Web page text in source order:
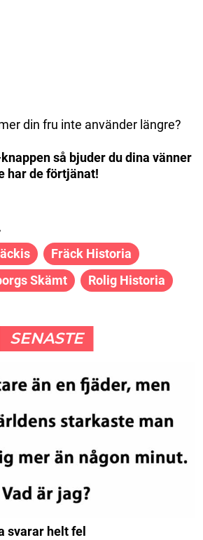
din fru inte använder längre?
så bjuder du dina vänner
har de förtjänat!
Fräck Historia
Skämt Rolig Historia
SENASTE
svarar helt fel